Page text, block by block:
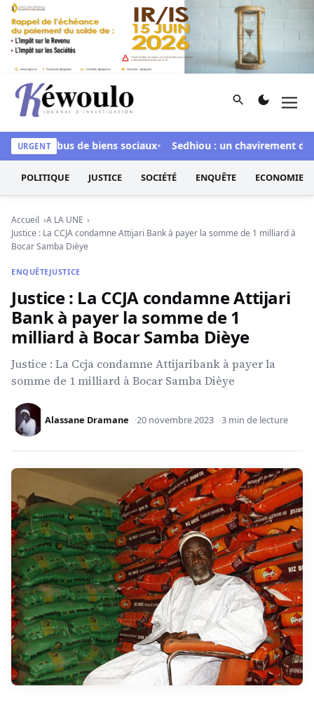
Aller au contenu
Kéwoulo, le premier site d'information et d'investigation
Rechercher
URGENT
pour abus de biens sociaux Sedhiou : un chavirement de
POLITIQUE JUSTICE SOCIÉTÉ ENQUÊTE ECONOMIE
Accueil
A LA UNE
Justice : La CCJA condamne Attijari Bank à payer la somme de 1 milliard à
Bocar Samba Dièye
ENQUÊTEJUSTICE
Justice : La CCJA condamne Attijari
Bank à payer la somme de 1
milliard à Bocar Samba Dièye
Justice : La Ccja condamne Attijaribank à payer la
somme de 1 milliard à Bocar Samba Dièye
Alassane Dramane 20 novembre 2023 3 min de lecture